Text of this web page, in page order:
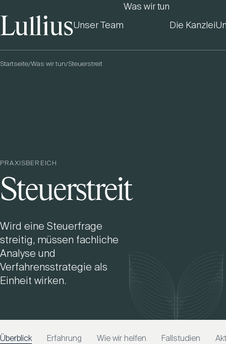
Unser Team
Was wir tun
Die Kanzlei
Startseite/Was wir tun/Steuerstreit
PRAXISBEREICH
Steuerstreit
Wird eine Steuerfrage
streitig, müssen fachliche
Analyse und
Verfahrensstrategie als
Einheit wirken.
Überblick Erfahrung Wie wir helfen Fallstudien